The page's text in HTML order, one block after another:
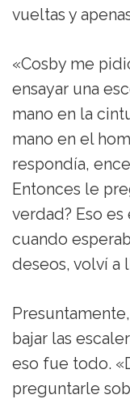
vueltas y
«Cosby me
ensayar una
mano en la
mano en el
respondía,
Entonces le
verdad? Eso
cuando
deseos, volví a
bajar las
eso fue todo.
preguntarle